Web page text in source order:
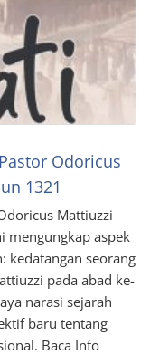
Odoricus
1321
Mattiuzzi
mengungkap aspek
kedatangan seorang
pada abad ke-
narasi sejarah
baru tentang
Baca Info